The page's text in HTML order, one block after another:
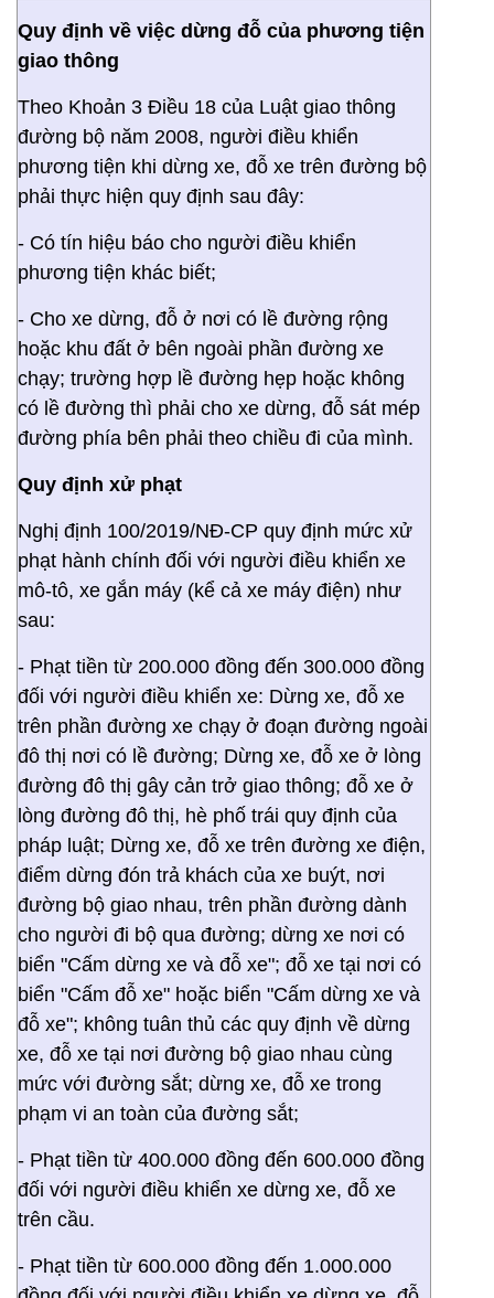
Quy định về việc dừng đỗ của phương tiện
giao thông
Theo Khoản 3 Điều 18 của Luật giao thông
đường bộ năm 2008, người điều khiển
phương tiện khi dừng xe, đỗ xe trên đường bộ
phải thực hiện quy định sau đây:
- Có tín hiệu báo cho người điều khiển
phương tiện khác biết;
- Cho xe dừng, đỗ ở nơi có lề đường rộng
hoặc khu đất ở bên ngoài phần đường xe
chạy; trường hợp lề đường hẹp hoặc không
có lề đường thì phải cho xe dừng, đỗ sát mép
đường phía bên phải theo chiều đi của mình.
Quy định xử phạt
Nghị định 100/2019/NĐ-CP quy định mức xử
phạt hành chính đối với người điều khiển xe
mô-tô, xe gắn máy (kể cả xe máy điện) như
sau:
- Phạt tiền từ 200.000 đồng đến 300.000 đồng
đối với người điều khiển xe: Dừng xe, đỗ xe
trên phần đường xe chạy ở đoạn đường ngoài
đô thị nơi có lề đường; Dừng xe, đỗ xe ở lòng
đường đô thị gây cản trở giao thông; đỗ xe ở
lòng đường đô thị, hè phố trái quy định của
pháp luật; Dừng xe, đỗ xe trên đường xe điện,
điểm dừng đón trả khách của xe buýt, nơi
đường bộ giao nhau, trên phần đường dành
cho người đi bộ qua đường; dừng xe nơi có
biển "Cấm dừng xe và đỗ xe"; đỗ xe tại nơi có
biển "Cấm đỗ xe" hoặc biển "Cấm dừng xe và
đỗ xe"; không tuân thủ các quy định về dừng
xe, đỗ xe tại nơi đường bộ giao nhau cùng
mức với đường sắt; dừng xe, đỗ xe trong
phạm vi an toàn của đường sắt;
- Phạt tiền từ 400.000 đồng đến 600.000 đồng
đối với người điều khiển xe dừng xe, đỗ xe
trên cầu.
- Phạt tiền từ 600.000 đồng đến 1.000.000